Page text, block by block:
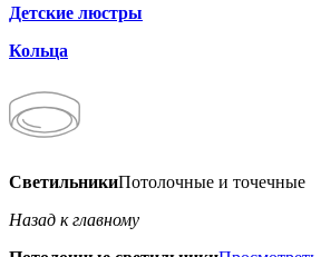
Детские люстры
Кольца
СветильникиПотолочные и точечные
Назад к главному